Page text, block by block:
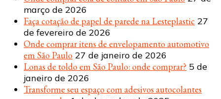
março de 2026
Faça cotação de papel de parede na Lesteplastic 27
de fevereiro de 2026
Onde comprar itens de envelopamento automotivo
em São Paulo 27 de janeiro de 2026
Lonas de toldo em São Paulo: onde comprar? 5 de
janeiro de 2026
Transforme seu espaço com adesivos autocolantes